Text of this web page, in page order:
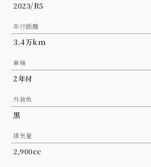
2023/R5
走行距離
3.4万km
車検
2年付
外装色
黒
排気量
2,900cc